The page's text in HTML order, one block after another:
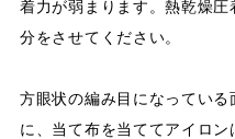
着力が弱まります。熱乾燥
分をさせてください。
方眼状の編み目になってい
に、当て布を当ててアイロ